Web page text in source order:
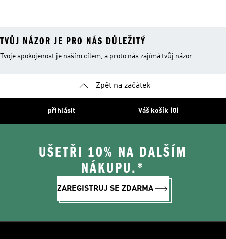
TVŮJ NÁZOR JE PRO NÁS DŮLEŽITÝ
Tvoje spokojenost je naším cílem, a proto nás zajímá tvůj názor.
Zpět na začátek
přihlásit Váš košík (0)
UŠETŘI 10% NA DALŠÍM
NÁKUPU.*
ZAREGISTRUJ SE ZDARMA